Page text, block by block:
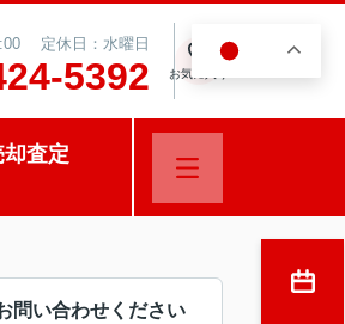
定休日：水曜日
5392 お気に入り
却査定
問い合わせください